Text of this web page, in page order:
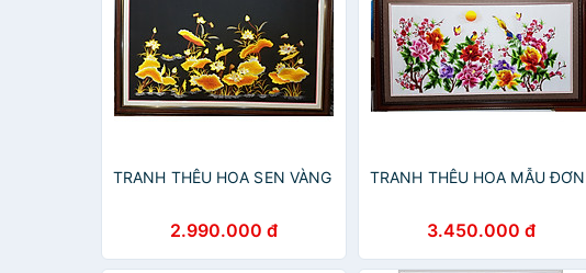
TRANH THÊU HOA SEN VÀNG
2.990.000 đ
TRANH THÊU HOA MẪU ĐƠN
3.450.000 đ